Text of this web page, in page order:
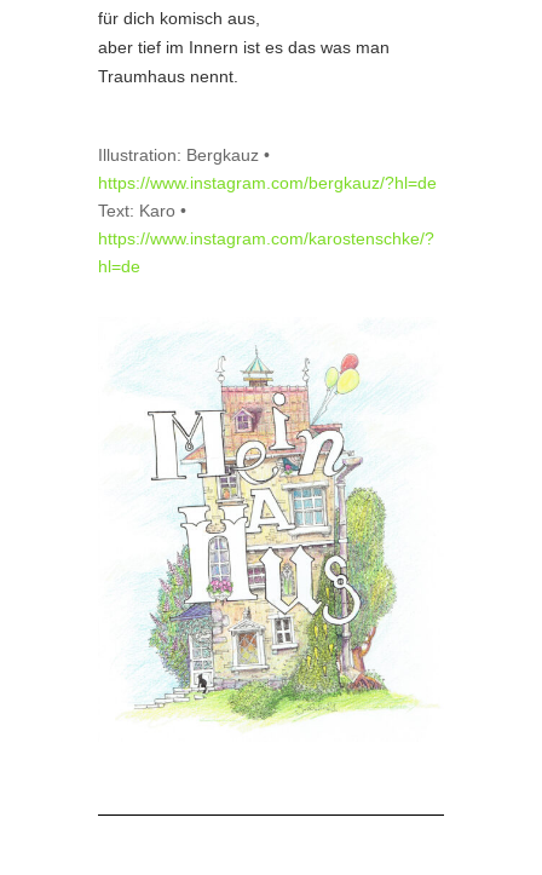
für dich komisch aus,
aber tief im Innern ist es das was man
Traumhaus nennt.
Illustration: Bergkauz •
https://www.instagram.com/bergkauz/?hl=de
Text: Karo •
https://www.instagram.com/karostenschke/?
hl=de